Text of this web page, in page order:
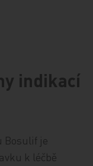
indikací
Bosulif je
u k léčbě